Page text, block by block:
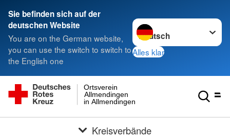
Sie befinden sich auf der
deutschen Website
You are on the German website,
you can use the switch to switch to
the English one
Sprache wechseln zu
Alles klar
in Allmendingen
Allmendingen
Ortsverein
Kreisverbände